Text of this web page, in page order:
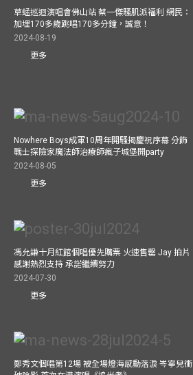
草蜢巡迴演唱會佛山站 蔡一傑騷肌派福利 網民：
加埋170多歲跳唱170多分鐘，誠意！
2024-08-19
更多
Nowhere Boys成軍10周年開騷揭慶祝序幕 分飾
戰士探險家魔法師治療師瘋子城堡開party
2024-08-05
更多
馮允謙十月紅館個唱優先購票 火速售罄 Jay 拍片
感謝熱烈支持 承諾繼續努力
2024-07-30
更多
鄭秀文個唱第12場 被全場燈海感動落淚 岑寧兒衝